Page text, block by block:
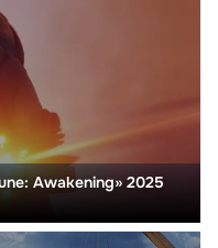
Awakening» 2025